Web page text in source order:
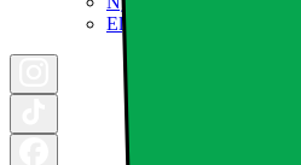
Elgigantens Magasin